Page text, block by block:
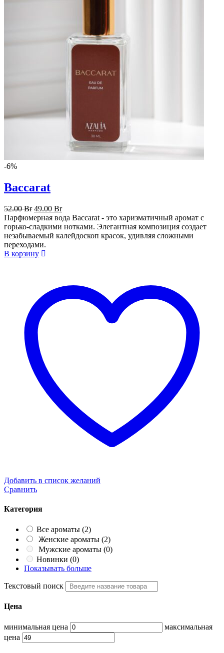
-6%
Baccarat
52.00Br Первоначальная
цена
составляла
52.00 Br.
49.00 BrТекущая
цена:
49.00 Br.
Парфюмерная вода Baccarat - это харизматичный аромат с
горько-сладкими нотками. Элегантная композиция создает
незабываемый калейдоскоп красок, удивляя сложными
переходами.
В корзину
Добавить в список желаний
Сравнить
Категория
Все ароматы (2)
Женские ароматы (2)
Мужские ароматы (0)
Новинки (0)
Показывать больше
Текстовый поиск
Цена
минимальная цена
максимальная
цена